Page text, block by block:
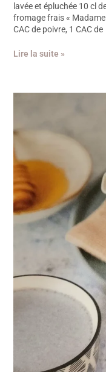
lavée et épluchée 10 cl
fromage frais « Madame
CAC de poivre, 1 CAC de
Lire la suite »
DE
AU
SESAME
ET
AU
MIEL